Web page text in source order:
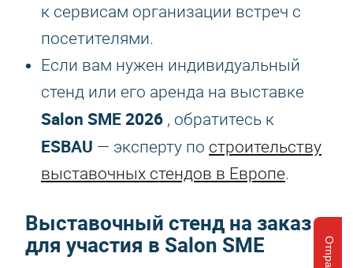
к сервисам организации встреч с
посетителями.
Если вам нужен индивидуальный
стенд или его аренда на выставке
Salon SME 2026 , обратитесь к
ESBAU — эксперту по строительству
выставочных стендов в Европе.
Выставочный стенд на заказ
для участия в Salon SME